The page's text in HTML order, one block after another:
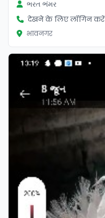
ભરત ભંમર
देखने के लिए लॉगिन करें
भावनगर